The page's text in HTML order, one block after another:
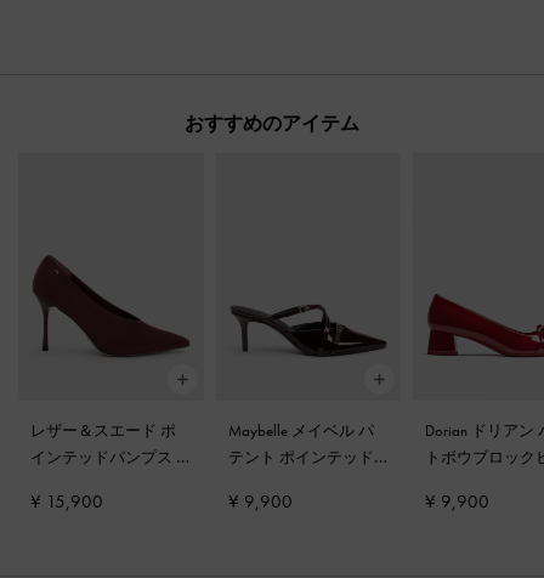
おすすめのアイテム
レザー＆スエード ポ
インテッドパンプス -
¥ 15,900
Maybelle メイベル パ
テント ポインテッド
ガンディ
¥ 9,900
Dorian ドリアン
トボウブロック
¥ 9,900